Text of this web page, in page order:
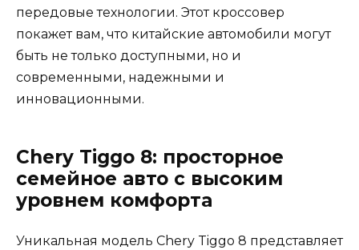
передовые технологии. Этот кроссовер
покажет вам, что китайские автомобили могут
быть не только доступными, но и
современными, надежными и
инновационными.
Chery Tiggo 8: просторное
семейное авто с высоким
уровнем комфорта
Уникальная модель Chery Tiggo 8 представляет